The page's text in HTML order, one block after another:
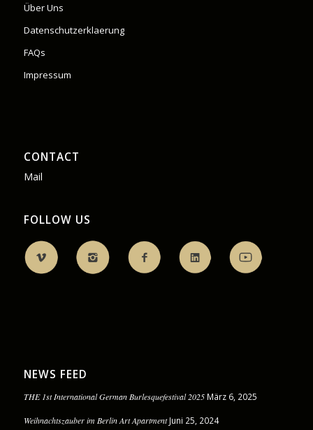
Über Uns
Datenschutzerklaerung
FAQs
Impressum
CONTACT
Mail
FOLLOW US
NEWS FEED
THE 1st International German Burlesquefestival 2025 März 6, 2025
Weihnachtszauber im Berlin Art Apartment Juni 25, 2024